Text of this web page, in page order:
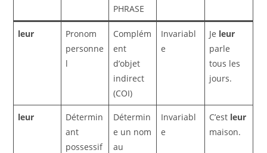
PHRASE
leur
Pronom
personne
l
Complém
ent
d’objet
indirect
(COI)
Invariabl
e
Je leur
parle
tous les
jours.
leur
Détermin
ant
possessif
Détermin
e un nom
au
Invariabl
e
C’est leur
maison.